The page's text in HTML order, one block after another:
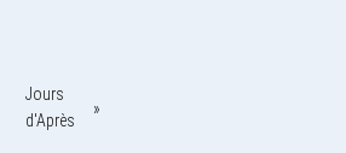
Jours
d'Après